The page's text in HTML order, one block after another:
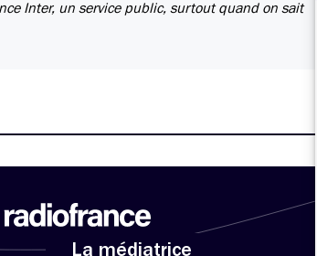
Inter, un service public, surtout quand on sait
La médiatrice